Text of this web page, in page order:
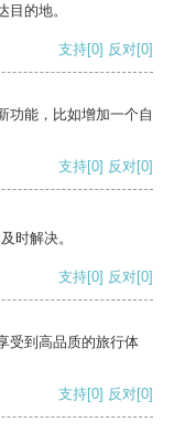
的地。
支持[0] 反对[0]
功能，比如增加一个自
支持[0] 反对[0]
时解决。
支持[0] 反对[0]
受到高品质的旅行体
支持[0] 反对[0]